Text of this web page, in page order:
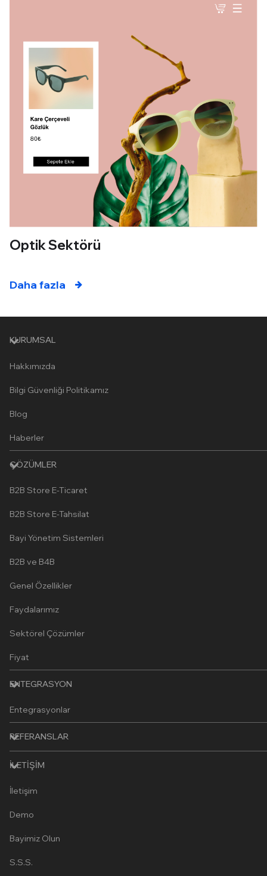
Optik Sektörü
Daha fazla
KURUMSAL
Hakkımızda
Bilgi Güvenliği Politikamız
Blog
Haberler
ÇÖZÜMLER
B2B Store E-Ticaret
B2B Store E-Tahsilat
Bayi Yönetim Sistemleri
B2B ve B4B
Genel Özellikler
Faydalarımız
Sektörel Çözümler
Fiyat
ENTEGRASYON
Entegrasyonlar
REFERANSLAR
İLETIŞIM
İletişim
Demo
Bayimiz Olun
S.S.S.